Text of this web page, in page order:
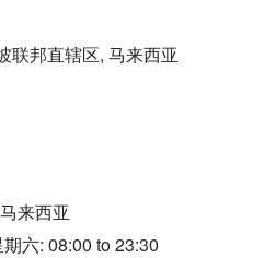
联邦直辖区, 马来西亚
来西亚
六: 08:00 to 23:30